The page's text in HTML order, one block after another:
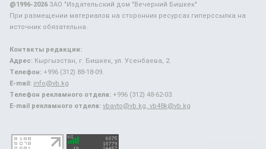
@1996-2026ЗАО "Издательский дом "Вечерний Бишкек"
При размещении материалов на сторонних ресурсах гиперссылка на
источник обязательна.
Контакты редакции:
Адрес: Кыргызстан, г. Бишкек, ул. Усенбаева, 2.
Телефон: +996 (312) 88-18-09.
E-mail: info@vb.kg
Телефон рекламного отдела: +996 (312) 48-62-03.
E-mail рекламного отдела: vbavto@vb.kg, vb48k@vb.kg